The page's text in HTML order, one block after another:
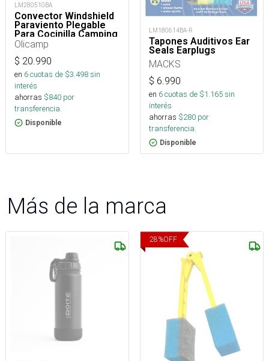
LM280510BA
Convector Windshield
Paraviento Plegable
Para Cocinilla Camping
Olicamp
$ 20.990
en 6cuotas de $3.498sin
interés
ahorras $840 por
transferencia.
Disponible
LM180614BA-R
Tapones Auditivos Ear
Seals Earplugs
MACKS
$ 6.990
en 6cuotas de $1.165sin
interés
ahorras $280 por
transferencia.
Disponible
Más de la marca
28%OFF